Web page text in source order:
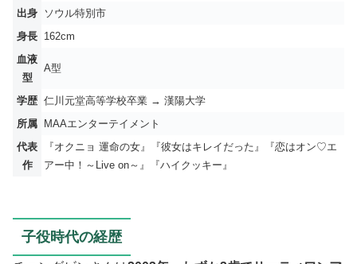
出身
ソウル特別市
身長 162cm
血液
型
A型
学歴 仁川元堂高等学校卒業 → 漢陽大学
所属 MAAエンターテイメント
代表
作
『オクニョ 運命の女』『彼女はキレイだった』『恋はオン♡エ
アー中！～Live on～』『ハイクッキー』
子役時代の経歴